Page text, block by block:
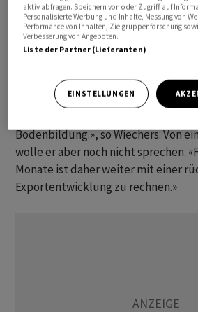
erzielt worden. «Im zweiten
die rückläufigen Auftragseingänge
Wiechers.
Preisbereinigt sanken die Exporte
knapp unter das Vorjahresniveau.
Bodenbildung.», so Wiechers. Von
wolle er aber noch nicht sprechen.
Monate ist daher weiter mit einer
Exportentwicklung zu rechnen.»
aktiv abfragen. Speichern von oder Zugriff auf
Personalisierte Werbung und Inhalte, Messung von
Performance von Inhalten, Zielgruppenforschung
Verbesserung von Angeboten.
Liste der Partner (Lieferanten)
EINSTELLUNGEN